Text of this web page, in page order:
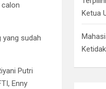
calon
yang sudah
Putri
Enny
Ketua